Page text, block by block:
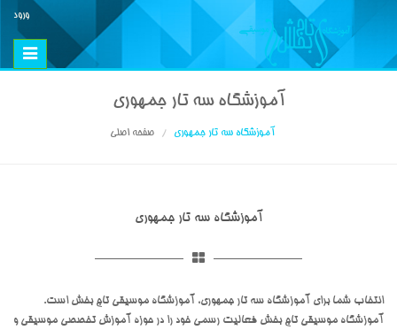
ورود
Toggle
آموزشگاه سه تار جمهوری
آموزشگاه سه تار جمهوری صفحه اصلی
آموزشگاه سه تار جمهوری
انتخاب شما برای آموزشگاه سه تار جمهوری، آموزشگاه موسیقی تاج بخش است.
آموزشگاه موسیقی تاج بخش فعالیت رسمی خود را در حوزه آموزش تخصصی موسیقی و